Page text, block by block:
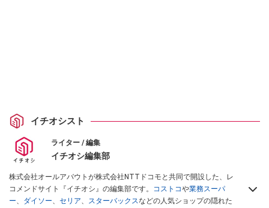
イチオシスト
ライター / 編集
イチオシ編集部
株式会社オールアバウトが株式会社NTTドコモと共同で開設した、レ
コメンドサイト『イチオシ』の編集部です。 コストコや業務スーパ
ー、 ダイソー、 セリア、 スターバックスなどの人気ショップの隠れた